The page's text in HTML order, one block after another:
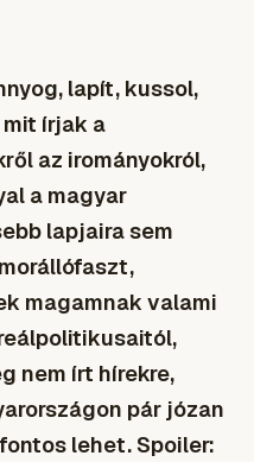
lapít, kussol,
írjak a
az irományokról,
a magyar
lapjaira sem
magamnak valami
nem írt hírekre,
pár józan
lehet. Spoiler: